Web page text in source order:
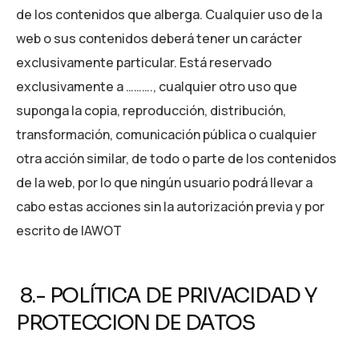
de los contenidos que alberga. Cualquier uso de la
web o sus contenidos deberá tener un carácter
exclusivamente particular. Está reservado
exclusivamente a ………., cualquier otro uso que
suponga la copia, reproducción, distribución,
transformación, comunicación pública o cualquier
otra acción similar, de todo o parte de los contenidos
de la web, por lo que ningún usuario podrá llevar a
cabo estas acciones sin la autorización previa y por
escrito de IAWOT
8.- POLÍTICA DE PRIVACIDAD Y
PROTECCION DE DATOS